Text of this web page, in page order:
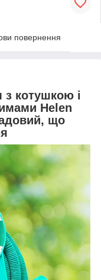
повернення
котушкою і
Helen
що